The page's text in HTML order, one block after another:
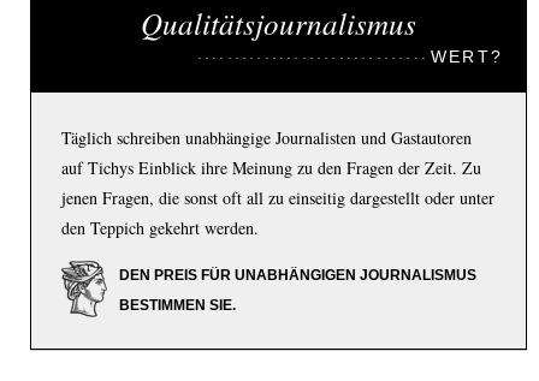
Qualitätsjournalismus
WERT?
Täglich schreiben unabhängige Journalisten und Gastautoren
auf Tichys Einblick ihre Meinung zu den Fragen der Zeit. Zu
jenen Fragen, die sonst oft all zu einseitig dargestellt oder unter
den Teppich gekehrt werden.
DEN PREIS FÜR UNABHÄNGIGEN JOURNALISMUS
BESTIMMEN SIE.